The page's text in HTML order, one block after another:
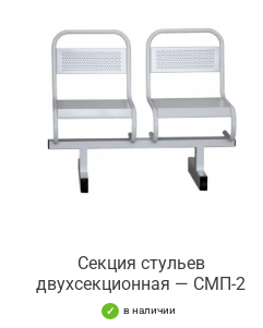
Секция стульев
двухсекционная — СМП-2
в наличии